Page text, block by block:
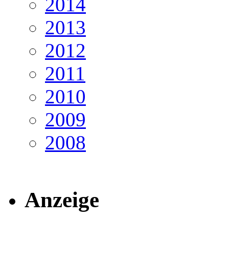
2014
2013
2012
2011
2010
2009
2008
Anzeige